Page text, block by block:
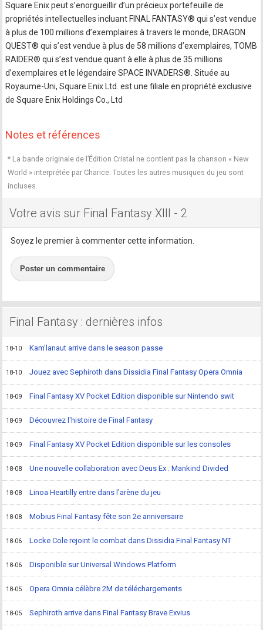
Square Enix peut s’enorgueillir d’un précieux portefeuille de
propriétés intellectuelles incluant FINAL FANTASY® qui s’est vendue
à plus de 100 millions d’exemplaires à travers le monde, DRAGON
QUEST® qui s’est vendue à plus de 58 millions d’exemplaires, TOMB
RAIDER® qui s’est vendue quant à elle à plus de 35 millions
d’exemplaires et le légendaire SPACE INVADERS®. Située au
Royaume-Uni, Square Enix Ltd. est une filiale en propriété exclusive
de Square Enix Holdings Co., Ltd
Notes et références
* La bande originale de l’Édition Cristal ne contient pas la chanson « New
World » interprétée par Charice. Toutes les autres musiques du jeu sont
incluses.
Votre avis sur Final Fantasy XIII - 2
Soyez le premier à commenter cette information.
Poster un commentaire
Final Fantasy : dernières infos
18-10 Kam'lanaut arrive dans le season passe
18-10 Jouez avec Sephiroth dans Dissidia Final Fantasy Opera Omnia
18-09 Final Fantasy XV Pocket Edition disponible sur Nintendo swit
18-09 Découvrez l'histoire de Final Fantasy
18-09 Final Fantasy XV Pocket Edition disponible sur les consoles
18-08 Une nouvelle collaboration avec Deus Ex : Mankind Divided
18-08 Linoa Heartilly entre dans l'arène du jeu
18-08 Mobius Final Fantasy fête son 2e anniversaire
18-06 Locke Cole rejoint le combat dans Dissidia Final Fantasy NT
18-06 Disponible sur Universal Windows Platform
18-05 Opera Omnia célèbre 2M de téléchargements
18-05 Sephiroth arrive dans Final Fantasy Brave Exvius